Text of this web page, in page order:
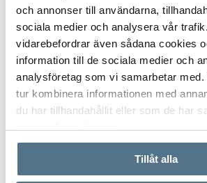
och annonser till användarna,
sociala medier och analysera vår
vidarebefordrar även sådana cookies
information till de sociala medier och
analysföretag som vi samarbetar
tur kombinera informationen med
du har tillhandahållit eller som de har
Tillåt alla
Postnummer*
Ange ditt postnummer (5 siffror utan